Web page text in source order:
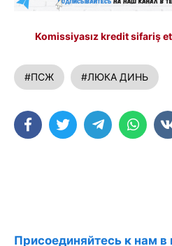
Komissiyasız kredit sifariş
#ПСЖ #ЛЮКА ДИНЬ
Присоединяйтесь к нам